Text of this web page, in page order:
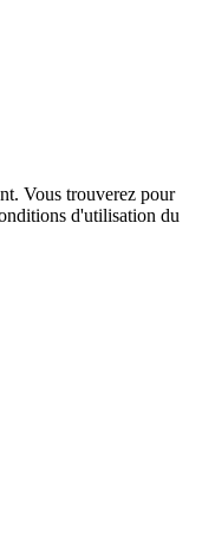
Vous trouverez pour
d'utilisation du